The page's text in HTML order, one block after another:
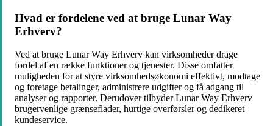
Hvad er fordelene ved at bruge Lunar Way
Erhverv?
Ved at bruge Lunar Way Erhverv kan virksomheder drage
fordel af en række funktioner og tjenester. Disse omfatter
muligheden for at styre virksomhedsøkonomi effektivt, modtage
og foretage betalinger, administrere udgifter og få adgang til
analyser og rapporter. Derudover tilbyder Lunar Way Erhverv
brugervenlige grænseflader, hurtige overførsler og dedikeret
kundeservice.